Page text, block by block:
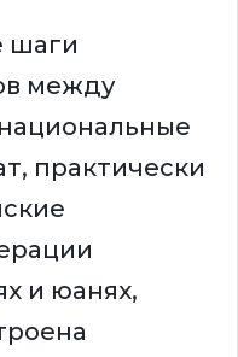
шаги
между
практически
и юанях,